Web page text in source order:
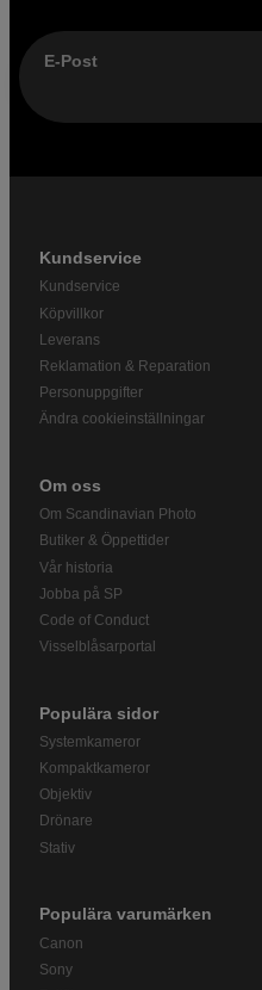
E-Post
Kundservice
Kundservice
Köpvillkor
Leverans
Reklamation & Reparation
Personuppgifter
Ändra cookieinställningar
Om oss
Om Scandinavian Photo
Butiker & Öppettider
Vår historia
Jobba på SP
Code of Conduct
Visselblåsarportal
Populära sidor
Systemkameror
Kompaktkameror
Objektiv
Drönare
Stativ
Populära varumärken
Canon
Sony